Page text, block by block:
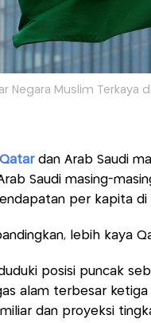
Negara Muslim Terkaya
Qatardan Arab Saudi
Saudi masing-
per kapita
lebih kaya
posisi puncak
alam terbesar ketiga
miliar dan proyeksi